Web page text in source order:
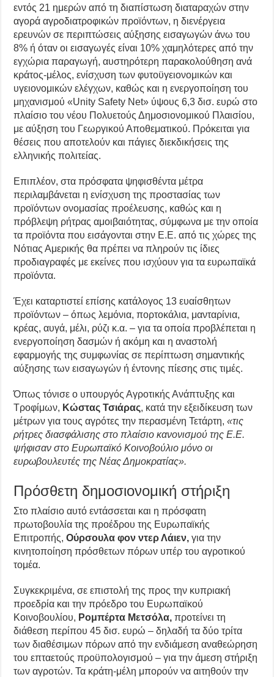
εντός 21 ημερών από τη διαπίστωση διαταραχών στην
αγορά αγροδιατροφικών προϊόντων, η διενέργεια
ερευνών σε περιπτώσεις αύξησης εισαγωγών άνω του
8% ή όταν οι εισαγωγές είναι 10% χαμηλότερες από την
εγχώρια παραγωγή, αυστηρότερη παρακολούθηση ανά
κράτος-μέλος, ενίσχυση των φυτοϋγειονομικών και
υγειονομικών ελέγχων, καθώς και η ενεργοποίηση του
μηχανισμού «Unity Safety Net» ύψους 6,3 δισ. ευρώ στο
πλαίσιο του νέου Πολυετούς Δημοσιονομικού Πλαισίου,
με αύξηση του Γεωργικού Αποθεματικού. Πρόκειται για
θέσεις που αποτελούν και πάγιες διεκδικήσεις της
ελληνικής πολιτείας.
Επιπλέον, στα πρόσφατα ψηφισθέντα μέτρα
περιλαμβάνεται η ενίσχυση της προστασίας των
προϊόντων ονομασίας προέλευσης, καθώς και η
πρόβλεψη ρήτρας αμοιβαιότητας, σύμφωνα με την οποία
τα προϊόντα που εισάγονται στην Ε.Ε. από τις χώρες της
Νότιας Αμερικής θα πρέπει να πληρούν τις ίδιες
προδιαγραφές με εκείνες που ισχύουν για τα ευρωπαϊκά
προϊόντα.
Έχει καταρτιστεί επίσης κατάλογος 13 ευαίσθητων
προϊόντων – όπως λεμόνια, πορτοκάλια, μανταρίνια,
κρέας, αυγά, μέλι, ρύζι κ.α. – για τα οποία προβλέπεται η
ενεργοποίηση δασμών ή ακόμη και η αναστολή
εφαρμογής της συμφωνίας σε περίπτωση σημαντικής
αύξησης των εισαγωγών ή έντονης πίεσης στις τιμές.
Όπως τόνισε ο υπουργός Αγροτικής Ανάπτυξης και
Τροφίμων, Κώστας Τσιάρας, κατά την εξειδίκευση των
μέτρων για τους αγρότες την περασμένη Τετάρτη, «τις
ρήτρες διασφάλισης στο πλαίσιο κανονισμού της Ε.Ε.
ψήφισαν στο Ευρωπαϊκό Κοινοβούλιο μόνο οι
ευρωβουλευτές της Νέας Δημοκρατίας».
Πρόσθετη δημοσιονομική στήριξη
Στο πλαίσιο αυτό εντάσσεται και η πρόσφατη
πρωτοβουλία της προέδρου της Ευρωπαϊκής
Επιτροπής,Ούρσουλα φον ντερ Λάιεν, για την
κινητοποίηση πρόσθετων πόρων υπέρ του αγροτικού
τομέα.
Συγκεκριμένα, σε επιστολή της προς την κυπριακή
προεδρία και την πρόεδρο του Ευρωπαϊκού
Κοινοβουλίου, Ρομπέρτα Μετσόλα, προτείνει τη
διάθεση περίπου 45 δισ. ευρώ – δηλαδή τα δύο τρίτα
των διαθέσιμων πόρων από την ενδιάμεση αναθεώρηση
του επταετούς προϋπολογισμού – για την άμεση στήριξη
των αγροτών. Τα κράτη-μέλη μπορούν να αιτηθούν την